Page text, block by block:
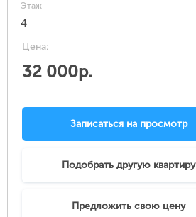
Этаж
4
Цена:
32 000р.
Записаться на просмотр
Подобрать другую квартиру
Предложить свою цену